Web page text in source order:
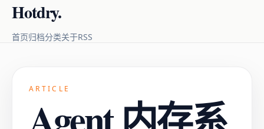
Hotdry.
首页归档分类关于RSS
ARTICLE